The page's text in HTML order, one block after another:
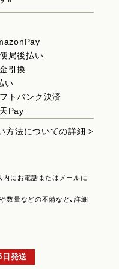
局後払い
引換
い
トバンク決済
Pay
方法についての詳細 >
にお電話またはメールに
数量などの不備など、詳細
日発送